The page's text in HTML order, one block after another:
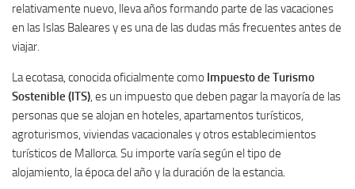
relativamente nuevo, lleva años formando parte de las vacaciones
en las Islas Baleares y es una de las dudas más frecuentes antes de
viajar.
La ecotasa, conocida oficialmente como Impuesto de Turismo
Sostenible (ITS) , es un impuesto que deben pagar la mayoría de las
personas que se alojan en hoteles, apartamentos turísticos,
agroturismos, viviendas vacacionales y otros establecimientos
turísticos de Mallorca. Su importe varía según el tipo de
alojamiento, la época del año y la duración de la estancia.